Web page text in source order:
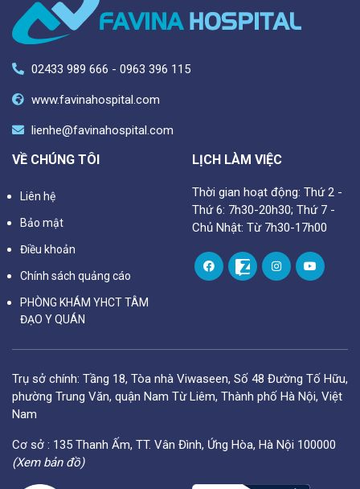
02433 989 666 - 0963 396 115
www.favinahospital.com
lienhe@favinahospital.com
VỀ CHÚNG TÔI
Liên hệ
Bảo mật
Điều khoản
Chính sách quảng cáo
PHÒNG KHÁM YHCT TÂM
ĐẠO Y QUÁN
LỊCH LÀM VIỆC
Thời gian hoạt động: Thứ 2 -
Thứ 6: 7h30-20h30; Thứ 7 -
Chủ Nhật: Từ 7h30-17h00
Trụ sở chính: Tầng 18, Tòa nhà Viwaseen, Số 48 Đường Tố Hữu,
phường Trung Văn, quận Nam Từ Liêm, Thành phố Hà Nội, Việt
Nam
Cơ sở : 135 Thanh Ấm, TT. Vân Đình, Ứng Hòa, Hà Nội 100000
(Xem bản đồ)